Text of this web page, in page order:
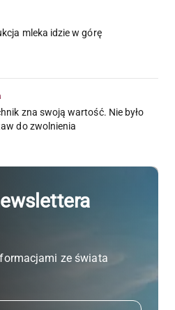
mleka idzie w górę
zna swoją wartość. Nie było
do zwolnienia
ze świata